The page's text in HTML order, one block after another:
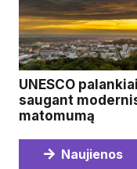
UNESCO
saugant
matomumą
Naujienos